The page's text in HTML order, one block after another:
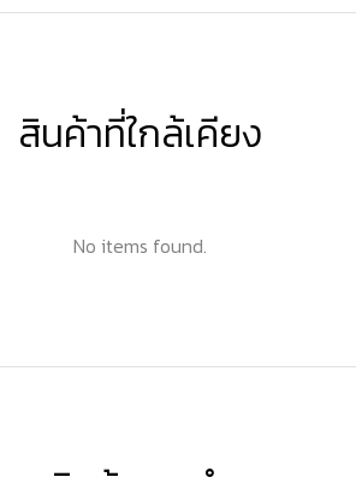
สินค้าที่ใกล้เคียง
No items found.